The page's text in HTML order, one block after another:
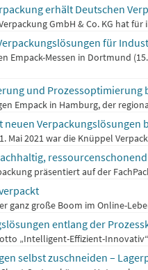
erhält Deutschen
GmbH & Co. KG hat
für
Empack-Messen in Dortmund
und Prozessoptimierung
Empack in Hamburg, der
neuen Verpackungslösungen
Mai 2021 war die Knüppel
ressourcenschonend
präsentiert auf der
ganz große Boom im Online-
entlang der
„Intelligent-Effizient-
selbst zuschneiden –